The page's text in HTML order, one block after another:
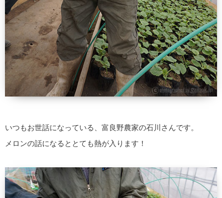
いつもお世話になっている、富良野農家の石川さんです。
メロンの話になるととても熱が入ります！